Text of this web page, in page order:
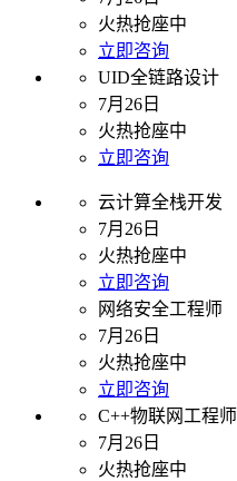
火热抢座中
立即咨询
UID全链路设计
7月26日
火热抢座中
立即咨询
云计算全栈开发
7月26日
火热抢座中
立即咨询
网络安全工程师
7月26日
火热抢座中
立即咨询
C++物联网工程师
7月26日
火热抢座中